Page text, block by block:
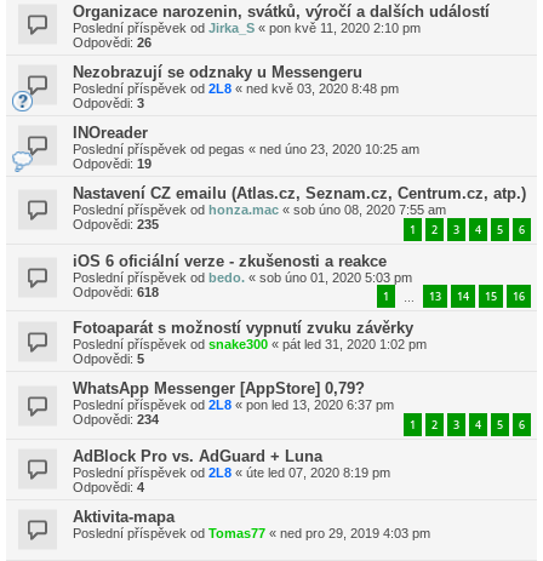
Organizace narozenin, svátků, výročí a dalších událostí
Poslední příspěvek od Jirka_S « pon kvě 11, 2020 2:10 pm
Odpovědi: 26
Nezobrazují se odznaky u Messengeru
Poslední příspěvek od 2L8 « ned kvě 03, 2020 8:48 pm
Odpovědi: 3
INOreader
Poslední příspěvek od pegas « ned úno 23, 2020 10:25 am
Odpovědi: 19
Nastavení CZ emailu (Atlas.cz, Seznam.cz, Centrum.cz, atp.)
Poslední příspěvek od honza.mac « sob úno 08, 2020 7:55 am
Odpovědi: 235 1 2 3 4 5 6
iOS 6 oficiální verze - zkušenosti a reakce
Poslední příspěvek od bedo. « sob úno 01, 2020 5:03 pm
Odpovědi: 618 1 13 14 15 16
Fotoaparát s možností vypnutí zvuku závěrky
Poslední příspěvek od snake300 « pát led 31, 2020 1:02 pm
Odpovědi: 5
WhatsApp Messenger [AppStore] 0,79?
Poslední příspěvek od 2L8 « pon led 13, 2020 6:37 pm
Odpovědi: 234 1 2 3 4 5 6
AdBlock Pro vs. AdGuard + Luna
Poslední příspěvek od 2L8 « úte led 07, 2020 8:19 pm
Odpovědi: 4
Aktivita-mapa
Poslední příspěvek od Tomas77 « ned pro 29, 2019 4:03 pm